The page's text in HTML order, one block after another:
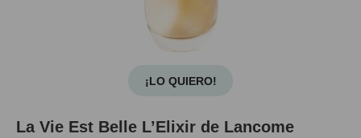
¡LO QUIERO!
La Vie Est Belle L’Elixir de Lancome